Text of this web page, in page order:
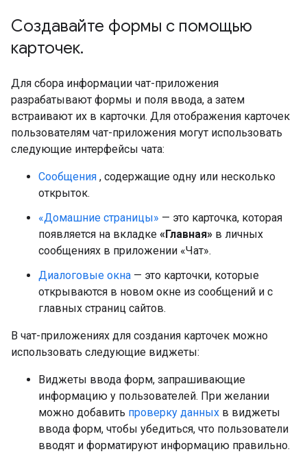
Создавайте формы с помощью
карточек.
Для сбора информации чат-приложения
разрабатывают формы и поля ввода, а затем
встраивают их в карточки. Для отображения карточек
пользователям чат-приложения могут использовать
следующие интерфейсы чата:
Сообщения , содержащие одну или несколько
открыток.
«Домашние страницы» — это карточка, которая
появляется на вкладке «Главная» в личных
сообщениях в приложении «Чат».
Диалоговые окна — это карточки, которые
открываются в новом окне из сообщений и с
главных страниц сайтов.
В чат-приложениях для создания карточек можно
использовать следующие виджеты:
Виджеты ввода форм, запрашивающие
информацию у пользователей. При желании
можно добавить проверку данных в виджеты
ввода форм, чтобы убедиться, что пользователи
вводят и форматируют информацию правильно.